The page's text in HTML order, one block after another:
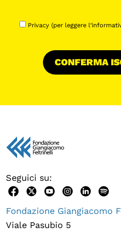
Privacy (per leggere
Seguici su:
Fondazione Giangiacomo
Viale Pasubio 5